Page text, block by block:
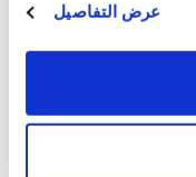
عرض التفاصيل